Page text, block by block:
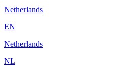
Netherlands
EN
Netherlands
NL